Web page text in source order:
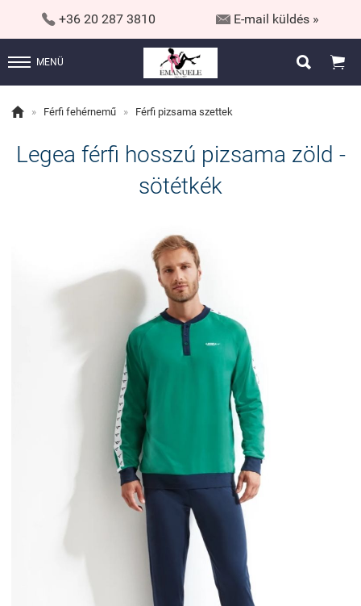
 +36 20 287 3810  E-mail küldés »
MENÜ  
 » Férfi fehérnemű » Férfi pizsama szettek
Legea férfi hosszú pizsama zöld -
sötétkék